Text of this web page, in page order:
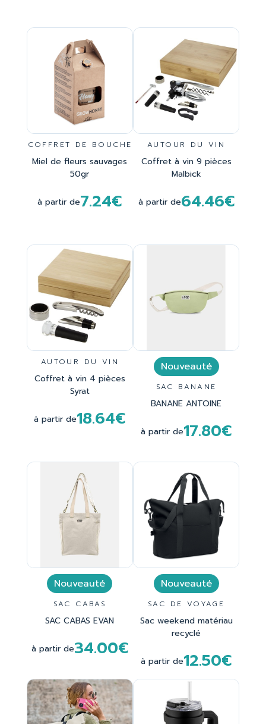
COFFRET DE BOUCHE
Miel de fleurs sauvages
50gr
à partir de7.24€
AUTOUR DU VIN
Coffret à vin 9 pièces
Malbick
à partir de64.46€
AUTOUR DU VIN
Coffret à vin 4 pièces
Syrat
à partir de18.64€
Nouveauté
SAC BANANE
BANANE ANTOINE
à partir de17.80€
Nouveauté
SAC CABAS
SAC CABAS EVAN
à partir de34.00€
Nouveauté
SAC DE VOYAGE
Sac weekend matériau
recyclé
à partir de12.50€